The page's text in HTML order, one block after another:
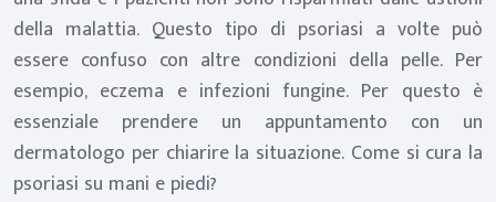
della malattia. Questo tipo di psoriasi a volte può
essere confuso con altre condizioni della pelle. Per
esempio, eczema e infezioni fungine. Per questo è
essenziale prendere un appuntamento con un
dermatologo per chiarire la situazione. Come si cura la
psoriasi su mani e piedi?